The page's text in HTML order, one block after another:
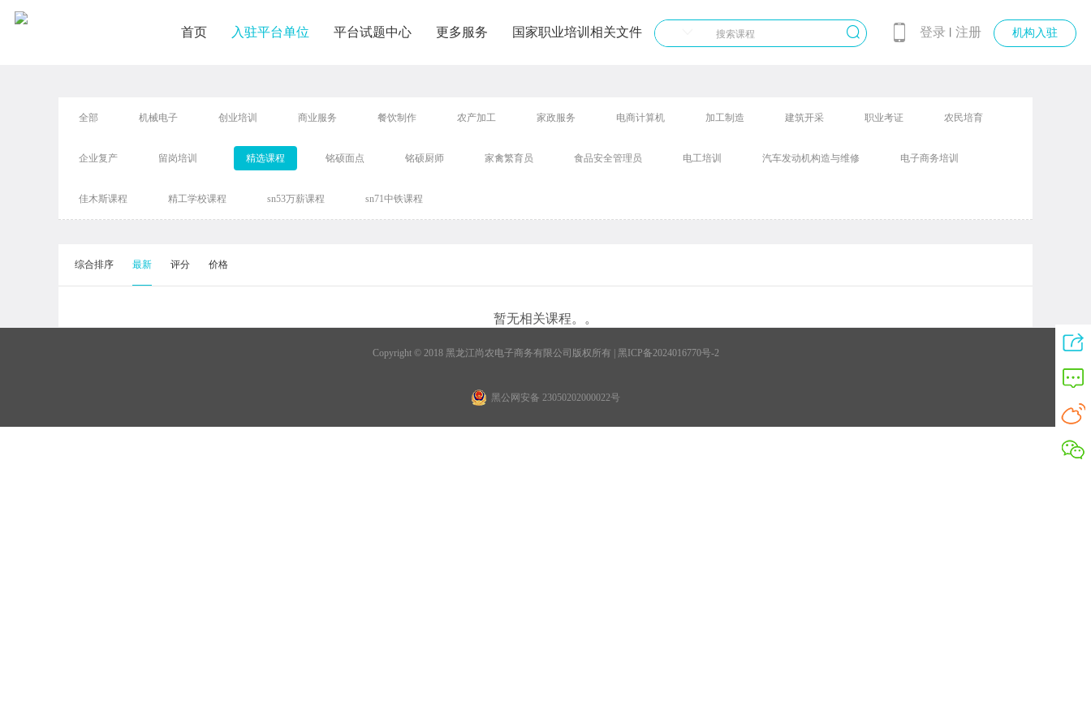
首页 入驻平台单位 平台试题中心 更多服务 国家职业培训相关文件 登录 注册 机构入驻
全部 机械电子 创业培训 商业服务 餐饮制作 农产加工 家政服务 电商计算机 加工制造 建筑开采 职业考证 农民培育
企业复产 留岗培训 精选课程 铭硕面点 铭硕厨师 家禽繁育员 食品安全管理员 电工培训 汽车发动机构造与维修 电子商务培训
佳木斯课程 精工学校课程 sn53万薪课程 sn71中铁课程
综合排序 最新 评分 价格
暂无相关课程。。
Copyright © 2018 黑龙江尚农电子商务有限公司版权所有 | 黑ICP备2024016770号-2
黑公网安备 23050202000022号